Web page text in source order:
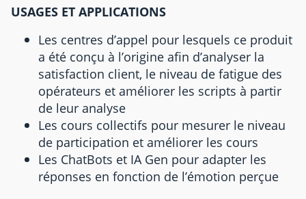
USAGES ET APPLICATIONS
Les centres d’appel pour lesquels ce produit
a été conçu à l’origine afin d’analyser la
satisfaction client, le niveau de fatigue des
opérateurs et améliorer les scripts à partir
de leur analyse
Les cours collectifs pour mesurer le niveau
de participation et améliorer les cours
Les ChatBots et IA Gen pour adapter les
réponses en fonction de l’émotion perçue